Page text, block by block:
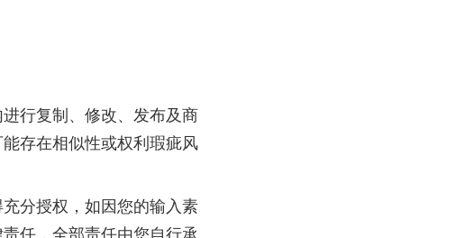
行复制、修改、发布及商
存在相似性或权利瑕疵风
分授权，如因您的输入素
任，全部责任由您自行承